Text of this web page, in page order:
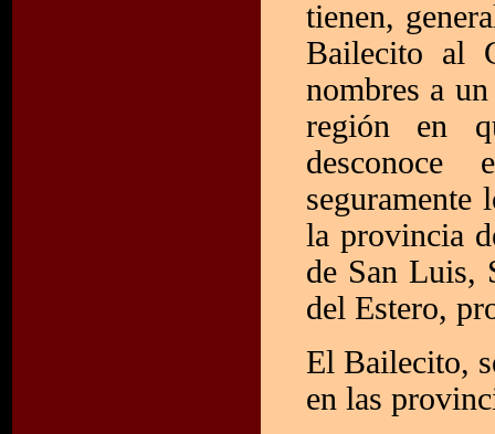
tienen,
Bailecito al
nombres a
región en
seguramente
la provincia
de San Luis,
del Estero,
El Bailecito,
en las